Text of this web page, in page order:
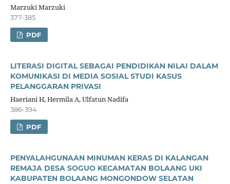
Marzuki Marzuki
377-385
PDF
LITERASI DIGITAL SEBAGAI PENDIDIKAN NILAI DALAM
KOMUNIKASI DI MEDIA SOSIAL STUDI KASUS
PELANGGARAN PRIVASI
Haeriani H, Hermila A, Ulfatun Nadifa
386-394
PDF
PENYALAHGUNAAN MINUMAN KERAS DI KALANGAN
REMAJA DESA SOGUO KECAMATAN BOLAANG UKI
KABUPATEN BOLAANG MONGONDOW SELATAN